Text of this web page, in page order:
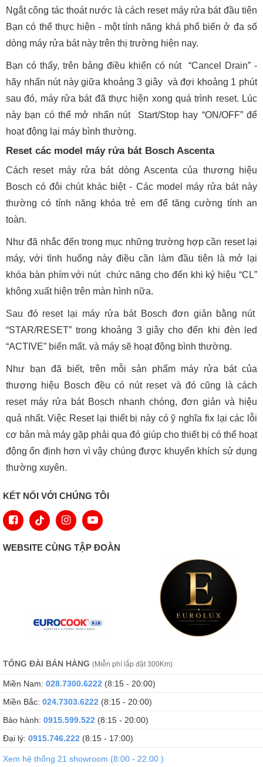
Ngắt công tác thoát nước là cách reset máy rửa bát đầu tiên
Bạn có thể thực hiện - một tính năng khá phổ biến ở đa số
dòng máy rửa bát này trên thị trường hiện nay.
Bạn có thấy, trên bảng điều khiển có nút “Cancel Drain” -
hãy nhấn nút này giữa khoảng 3 giây và đợi khoảng 1 phút
sau đó, máy rửa bát đã thực hiện xong quá trình reset. Lúc
này bạn có thể mở nhấn nút Start/Stop hay “ON/OFF” để
hoạt động lại máy bình thường.
Reset các model máy rửa bát Bosch Ascenta
Cách reset máy rửa bát dòng Ascenta của thương hiệu
Bosch có đôi chút khác biệt - Các model máy rửa bát này
thường có tính năng khóa trẻ em để tăng cường tính an
toàn.
Như đã nhắc đến trong mục những trường hợp cần reset lại
máy, với tình huống này điều cần làm đầu tiên là mở lại
khóa bàn phím với nút chức năng cho đến khi ký hiệu “CL”
không xuất hiện trên màn hình nữa.
Sau đó reset lại máy rửa bát Bosch đơn giản bằng nút
“STAR/RESET” trong khoảng 3 giây cho đến khi đèn led
“ACTIVE” biến mất. và máy sẽ hoạt động bình thường.
Như bạn đã biết, trên mỗi sản phẩm máy rửa bát của
thương hiệu Bosch đều có nút reset và đó cũng là cách
reset máy rửa bát Bosch nhanh chóng, đơn giản và hiệu
quả nhất. Việc Reset lại thiết bị này có ỹ nghĩa fix lại các lỗi
cơ bản mà máy gặp phải qua đó giúp cho thiết bị có thể hoạt
động ổn định hơn vì vậy chúng được khuyến khích sử dụng
thường xuyên.
KẾT NỐI VỚI CHÚNG TÔI
WEBSITE CÙNG TẬP ĐOÀN
TỔNG ĐÀI BÁN HÀNG (Miễn phí lắp đặt 300Km)
Miền Nam: 028.7300.6222 (8:15 - 20:00)
Miền Bắc: 024.7303.6222 (8:15 - 20:00)
Bảo hành: 0915.599.522 (8:15 - 20:00)
Đại lý: 0915.746.222 (8:15 - 17:00)
Xem hệ thống 21 showroom (8:00 - 22:00 )